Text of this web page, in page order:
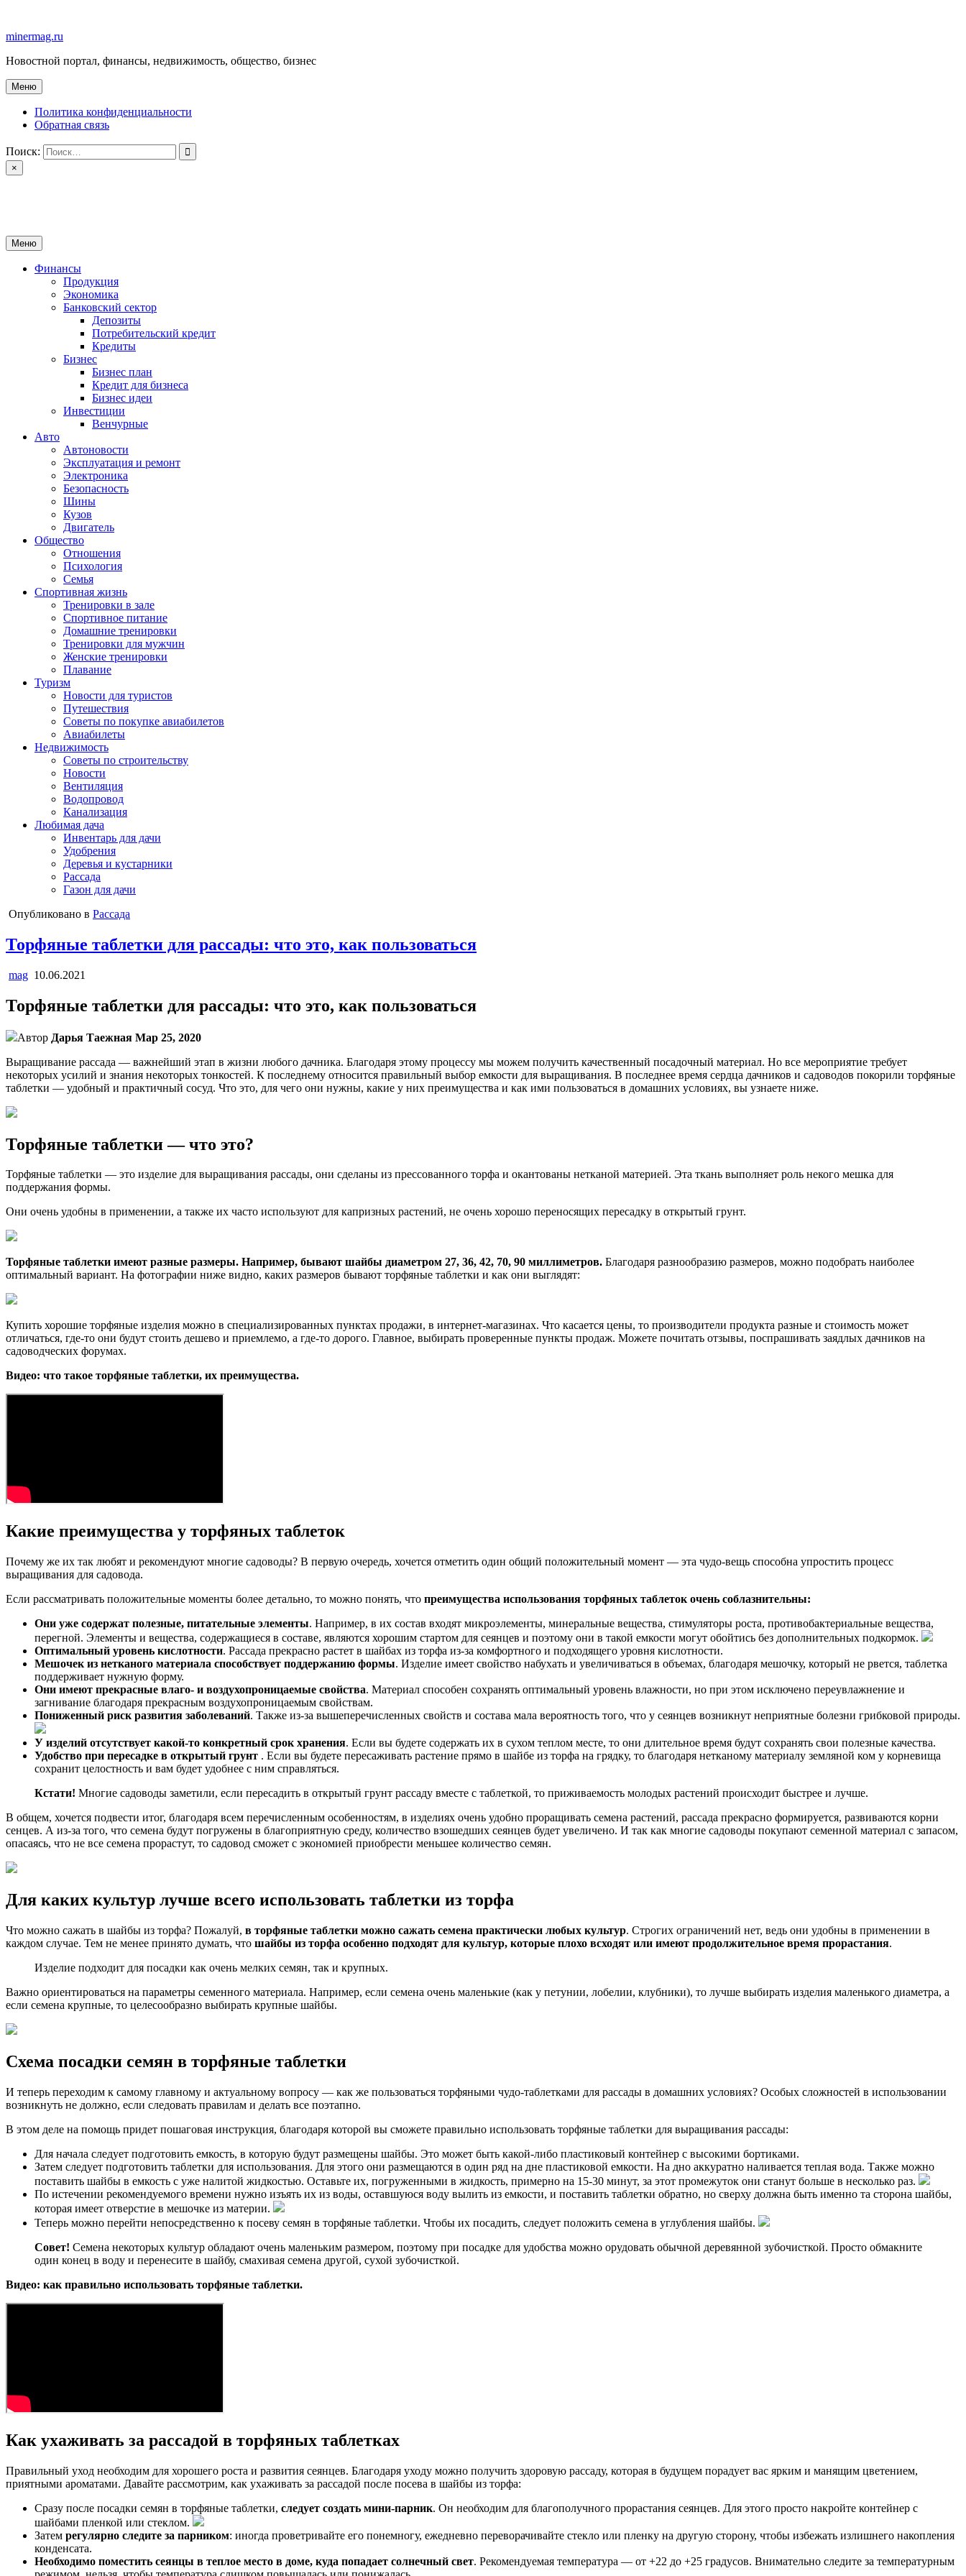
содержимому
minermag.ru
Новостной портал, финансы, недвижимость, общество, бизнес
Меню
Политика конфиденциальности
Обратная связь
Поиск:
×
Меню
Финансы
Продукция
Экономика
Банковский сектор
Депозиты
Потребительский кредит
Кредиты
Бизнес
Бизнес план
Кредит для бизнеса
Бизнес идеи
Инвестиции
Венчурные
Авто
Автоновости
Эксплуатация и ремонт
Электроника
Безопасность
Шины
Кузов
Двигатель
Общество
Отношения
Психология
Семья
Спортивная жизнь
Тренировки в зале
Спортивное питание
Домашние тренировки
Тренировки для мужчин
Женские тренировки
Плавание
Туризм
Новости для туристов
Путешествия
Советы по покупке авиабилетов
Авиабилеты
Недвижимость
Советы по строительству
Новости
Вентиляция
Водопровод
Канализация
Любимая дача
Инвентарь для дачи
Удобрения
Деревья и кустарники
Рассада
Газон для дачи
Опубликовано в Рассада
Торфяные таблетки для рассады: что это, как пользоваться
mag 10.06.2021
Торфяные таблетки для рассады: что это, как пользоваться
Автор Дарья Таежная Мар 25, 2020
Выращивание рассада — важнейший этап в жизни любого дачника. Благодаря этому процессу мы можем получить качественный посадочный материал. Но все мероприятие требует
некоторых усилий и знания некоторых тонкостей. К последнему относится правильный выбор емкости для выращивания. В последнее время сердца дачников и садоводов покорили торфяные
таблетки — удобный и практичный сосуд. Что это, для чего они нужны, какие у них преимущества и как ими пользоваться в домашних условиях, вы узнаете ниже.
Торфяные таблетки — что это?
Торфяные таблетки — это изделие для выращивания рассады, они сделаны из прессованного торфа и окантованы нетканой материей. Эта ткань выполняет роль некого мешка для
поддержания формы.
Они очень удобны в применении, а также их часто используют для капризных растений, не очень хорошо переносящих пересадку в открытый грунт.
Торфяные таблетки имеют разные размеры. Например, бывают шайбы диаметром 27, 36, 42, 70, 90 миллиметров. Благодаря разнообразию размеров, можно подобрать наиболее
оптимальный вариант. На фотографии ниже видно, каких размеров бывают торфяные таблетки и как они выглядят:
Купить хорошие торфяные изделия можно в специализированных пунктах продажи, в интернет-магазинах. Что касается цены, то производители продукта разные и стоимость может
отличаться, где-то они будут стоить дешево и приемлемо, а где-то дорого. Главное, выбирать проверенные пункты продаж. Можете почитать отзывы, поспрашивать заядлых дачников на
садоводческих форумах.
Видео: что такое торфяные таблетки, их преимущества.
Какие преимущества у торфяных таблеток
Почему же их так любят и рекомендуют многие садоводы? В первую очередь, хочется отметить один общий положительный момент — эта чудо-вещь способна упростить процесс
выращивания для садовода.
Если рассматривать положительные моменты более детально, то можно понять, что преимущества использования торфяных таблеток очень соблазнительны:
Они уже содержат полезные, питательные элементы. Например, в их состав входят микроэлементы, минеральные вещества, стимуляторы роста, противобактериальные вещества,
перегной. Элементы и вещества, содержащиеся в составе, являются хорошим стартом для сеянцев и поэтому они в такой емкости могут обойтись без дополнительных подкормок.
Оптимальный уровень кислотности. Рассада прекрасно растет в шайбах из торфа из-за комфортного и подходящего уровня кислотности.
Мешочек из нетканого материала способствует поддержанию формы. Изделие имеет свойство набухать и увеличиваться в объемах, благодаря мешочку, который не рвется, таблетка
поддерживает нужную форму.
Они имеют прекрасные влаго- и воздухопроницаемые свойства. Материал способен сохранять оптимальный уровень влажности, но при этом исключено переувлажнение и
загнивание благодаря прекрасным воздухопроницаемым свойствам.
Пониженный риск развития заболеваний. Также из-за вышеперечисленных свойств и состава мала вероятность того, что у сеянцев возникнут неприятные болезни грибковой природы.
У изделий отсутствует какой-то конкретный срок хранения. Если вы будете содержать их в сухом теплом месте, то они длительное время будут сохранять свои полезные качества.
Удобство при пересадке в открытый грунт . Если вы будете пересаживать растение прямо в шайбе из торфа на грядку, то благодаря нетканому материалу земляной ком у корневища
сохранит целостность и вам будет удобнее с ним справляться.
Кстати! Многие садоводы заметили, если пересадить в открытый грунт рассаду вместе с таблеткой, то приживаемость молодых растений происходит быстрее и лучше.
В общем, хочется подвести итог, благодаря всем перечисленным особенностям, в изделиях очень удобно проращивать семена растений, рассада прекрасно формируется, развиваются корни
сенцев. А из-за того, что семена будут погружены в благоприятную среду, количество взошедших сеянцев будет увеличено. И так как многие садоводы покупают семенной материал с запасом,
опасаясь, что не все семена прорастут, то садовод сможет с экономией приобрести меньшее количество семян.
Для каких культур лучше всего использовать таблетки из торфа
Что можно сажать в шайбы из торфа? Пожалуй, в торфяные таблетки можно сажать семена практически любых культур. Строгих ограничений нет, ведь они удобны в применении в
каждом случае. Тем не менее принято думать, что шайбы из торфа особенно подходят для культур, которые плохо всходят или имеют продолжительное время прорастания.
Изделие подходит для посадки как очень мелких семян, так и крупных.
Важно ориентироваться на параметры семенного материала. Например, если семена очень маленькие (как у петунии, лобелии, клубники), то лучше выбирать изделия маленького диаметра, а
если семена крупные, то целесообразно выбирать крупные шайбы.
Схема посадки семян в торфяные таблетки
И теперь переходим к самому главному и актуальному вопросу — как же пользоваться торфяными чудо-таблетками для рассады в домашних условиях? Особых сложностей в использовании
возникнуть не должно, если следовать правилам и делать все поэтапно.
В этом деле на помощь придет пошаговая инструкция, благодаря которой вы сможете правильно использовать торфяные таблетки для выращивания рассады:
Для начала следует подготовить емкость, в которую будут размещены шайбы. Это может быть какой-либо пластиковый контейнер с высокими бортиками.
Затем следует подготовить таблетки для использования. Для этого они размещаются в один ряд на дне пластиковой емкости. На дно аккуратно наливается теплая вода. Также можно
поставить шайбы в емкость с уже налитой жидкостью. Оставьте их, погруженными в жидкость, примерно на 15-30 минут, за этот промежуток они станут больше в несколько раз.
По истечении рекомендуемого времени нужно изъять их из воды, оставшуюся воду вылить из емкости, и поставить таблетки обратно, но сверху должна быть именно та сторона шайбы,
которая имеет отверстие в мешочке из материи.
Теперь можно перейти непосредственно к посеву семян в торфяные таблетки. Чтобы их посадить, следует положить семена в углубления шайбы.
Совет! Семена некоторых культур обладают очень маленьким размером, поэтому при посадке для удобства можно орудовать обычной деревянной зубочисткой. Просто обмакните
один конец в воду и перенесите в шайбу, смахивая семена другой, сухой зубочисткой.
Видео: как правильно использовать торфяные таблетки.
Как ухаживать за рассадой в торфяных таблетках
Правильный уход необходим для хорошего роста и развития сеянцев. Благодаря уходу можно получить здоровую рассаду, которая в будущем порадует вас ярким и манящим цветением,
приятными ароматами. Давайте рассмотрим, как ухаживать за рассадой после посева в шайбы из торфа:
Сразу после посадки семян в торфяные таблетки, следует создать мини-парник. Он необходим для благополучного прорастания сеянцев. Для этого просто накройте контейнер с
шайбами пленкой или стеклом.
Затем регулярно следите за парником: иногда проветривайте его понемногу, ежедневно переворачивайте стекло или пленку на другую сторону, чтобы избежать излишнего накопления
конденсата.
Необходимо поместить сеянцы в теплое место в доме, куда попадает солнечный свет. Рекомендуемая температура — от +22 до +25 градусов. Внимательно следите за температурным